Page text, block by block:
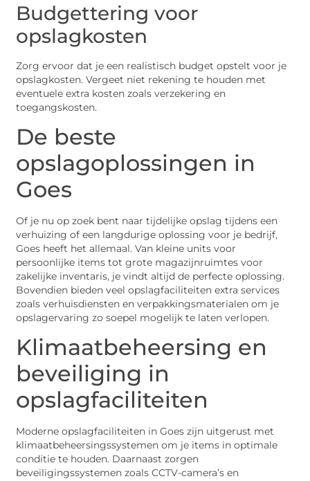
Budgettering voor
opslagkosten
Zorg ervoor dat je een realistisch budget opstelt voor je
opslagkosten. Vergeet niet rekening te houden met
eventuele extra kosten zoals verzekering en
toegangskosten.
De beste
opslagoplossingen in
Goes
Of je nu op zoek bent naar tijdelijke opslag tijdens een
verhuizing of een langdurige oplossing voor je bedrijf,
Goes heeft het allemaal. Van kleine units voor
persoonlijke items tot grote magazijnruimtes voor
zakelijke inventaris, je vindt altijd de perfecte oplossing.
Bovendien bieden veel opslagfaciliteiten extra services
zoals verhuisdiensten en verpakkingsmaterialen om je
opslagervaring zo soepel mogelijk te laten verlopen.
Klimaatbeheersing en
beveiliging in
opslagfaciliteiten
Moderne opslagfaciliteiten in Goes zijn uitgerust met
klimaatbeheersingssystemen om je items in optimale
conditie te houden. Daarnaast zorgen
beveiligingssystemen zoals CCTV-camera’s en